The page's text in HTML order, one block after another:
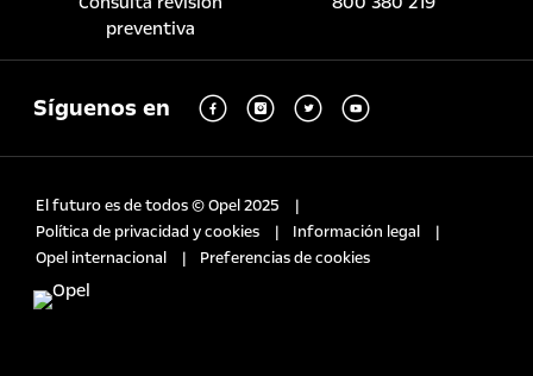
preventiva
Síguenos en
El futuro es de todos © Opel 2025
Política de privacidad y cookies
Información legal
Opel internacional
Preferencias de cookies